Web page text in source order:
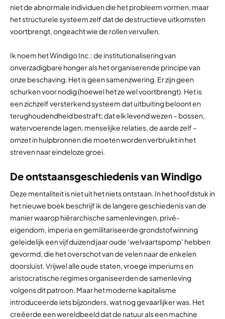
niet de abnormale individuen die het probleem vormen, maar
het structurele systeem zelf dat de destructieve uitkomsten
voortbrengt, ongeacht wie de rollen vervullen.
Ik noem het Windigo Inc.: de institutionalisering van
onverzadigbare honger als het organiserende principe van
onze beschaving. Het is geen samenzwering. Er zijn geen
schurken voor nodig (hoewel het ze wel voortbrengt). Het is
een zichzelf versterkend systeem dat uitbuiting beloont en
terughoudendheid bestraft; dat elk levend wezen – bossen,
watervoerende lagen, menselijke relaties, de aarde zelf –
omzet in hulpbronnen die moeten worden verbruikt in het
streven naar eindeloze groei.
De ontstaansgeschiedenis van Windigo
Deze mentaliteit is niet uit het niets ontstaan. In het hoofdstuk in
het nieuwe boek beschrijf ik de langere geschiedenis van de
manier waarop hiërarchische samenlevingen, privé-
eigendom, imperia en gemilitariseerde grondstofwinning
geleidelijk een vijfduizend jaar oude ‘welvaartspomp’ hebben
gevormd, die het overschot van de velen naar de enkelen
doorsluist. Vrijwel alle oude staten, vroege imperiums en
aristocratische regimes organiseerden de samenleving
volgens dit patroon. Maar het moderne kapitalisme
introduceerde iets bijzonders, wat nog gevaarlijker was. Het
creëerde een wereldbeeld dat de natuur als een machine